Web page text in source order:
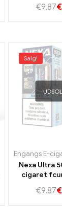
€9.87€
,Engangs e-
Salg!
Nexa Ultra
cigaret
smag til
€9.87€